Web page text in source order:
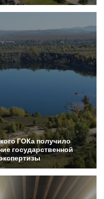
ГОКаполучило
государственной